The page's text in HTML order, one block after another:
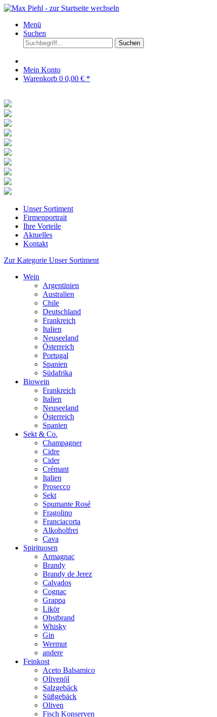
Menü
Suchen
Suchen
Mein Konto
Warenkorb 0 0,00 € *
Unser Sortiment
Firmenportrait
Ihre Vorteile
Aktuelles
Kontakt
Zur Kategorie Unser Sortiment
Wein
Argentinien
Australien
Chile
Deutschland
Frankreich
Italien
Neuseeland
Österreich
Portugal
Spanien
Südafrika
Biowein
Frankreich
Italien
Neuseeland
Österreich
Spanien
Sekt & Co.
Champagner
Cidre
Cider
Crémant
Italien
Prosecco
Sekt
Spumante Rosé
Fragolino
Franciacorta
Alkoholfrei
Cava
Spirituosen
Armagnac
Brandy
Brandy de Jerez
Calvados
Cognac
Grappa
Likör
Obstbrand
Whisky
Gin
Wermut
andere
Feinkost
Aceto Balsamico
Olivenöl
Salzgebäck
Süßgebäck
Oliven
Fisch Konserven